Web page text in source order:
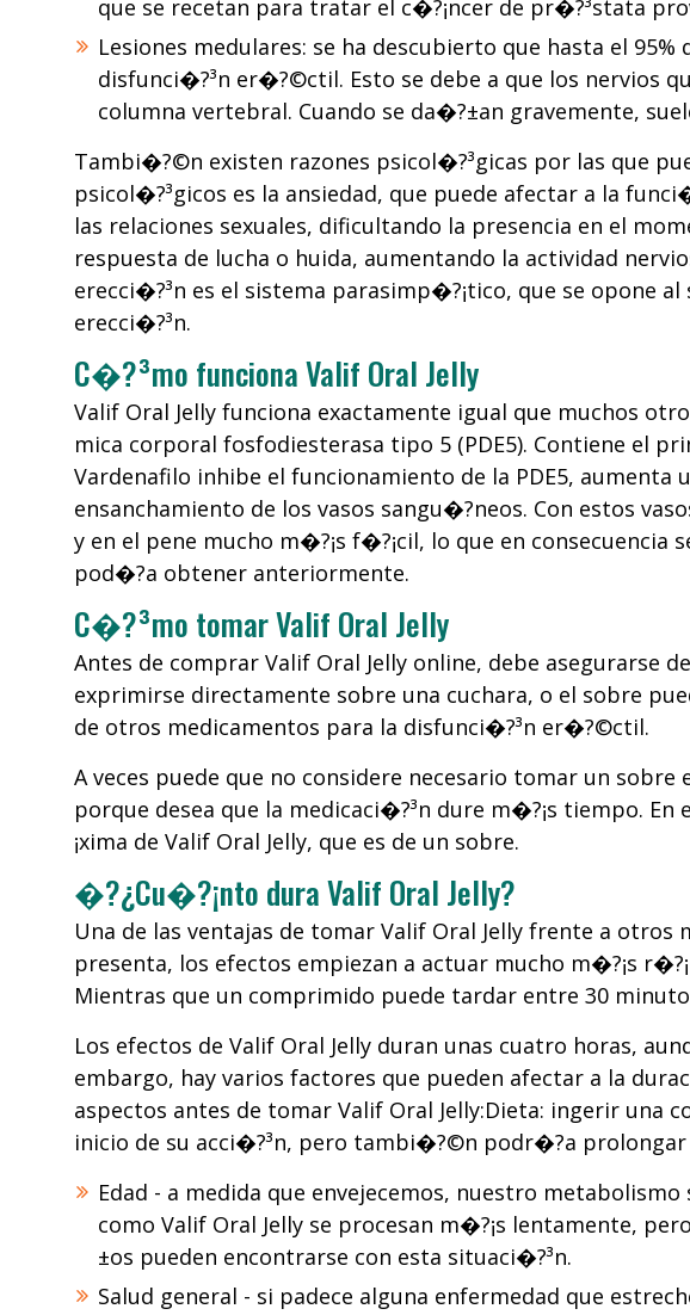
que se recetan para tratar el c�?¡ncer de pr�?³stata
Lesiones medulares: se ha descubierto que hasta el
disfunci�?³n er�?©ctil. Esto se debe a que los nervios
columna vertebral. Cuando se da�?±an gravemente,
Tambi�?©n existen razones psicol�?³gicas por las que
psicol�?³gicos es la ansiedad, que puede afectar a la
las relaciones sexuales, dificultando la presencia en el
respuesta de lucha o huida, aumentando la actividad
erecci�?³n es el sistema parasimp�?¡tico, que se opone
erecci�?³n.
C�?³mo funciona Valif Oral Jelly
Valif Oral Jelly funciona exactamente igual que muchos
mica corporal fosfodiesterasa tipo 5 (PDE5). Contiene el
Vardenafilo inhibe el funcionamiento de la PDE5, aumenta
ensanchamiento de los vasos sangu�?­neos. Con estos
y en el pene mucho m�?¡s f�?¡cil, lo que en
pod�?­a obtener anteriormente.
C�?³mo tomar Valif Oral Jelly
Antes de comprar Valif Oral Jelly online, debe
exprimirse directamente sobre una cuchara, o el sobre
de otros medicamentos para la disfunci�?³n er�?©ctil.
A veces puede que no considere necesario tomar un
porque desea que la medicaci�?³n dure m�?¡s tiempo.
¡xima de Valif Oral Jelly, que es de un sobre.
�?¿Cu�?¡nto dura Valif Oral Jelly?
Una de las ventajas de tomar Valif Oral Jelly frente a
presenta, los efectos empiezan a actuar mucho m�?¡s
Mientras que un comprimido puede tardar entre 30
Los efectos de Valif Oral Jelly duran unas cuatro horas,
embargo, hay varios factores que pueden afectar a la
aspectos antes de tomar Valif Oral Jelly:Dieta: ingerir una
inicio de su acci�?³n, pero tambi�?©n podr�?­a prolongar
Edad - a medida que envejecemos, nuestro
como Valif Oral Jelly se procesan m�?¡s lentamente,
±os pueden encontrarse con esta situaci�?³n.
Salud general - si padece alguna enfermedad que